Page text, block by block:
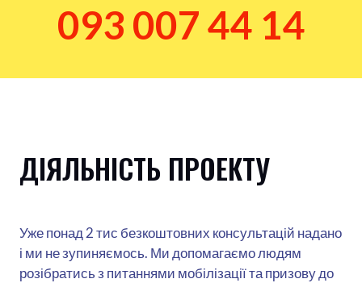
093 007 44 14
ДІЯЛЬНІСТЬ ПРОЕКТУ
Уже понад 2 тис безкоштовних консультацій надано
і ми не зупиняємось. Ми допомагаємо людям
розібратись з питаннями мобілізації та призову до